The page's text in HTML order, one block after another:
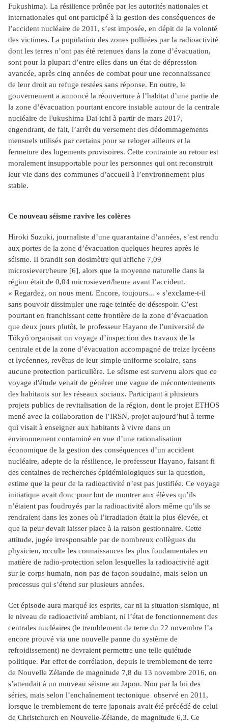
Fukushima). La résilience prônée par les autorités nationales et
internationales qui ont participé à la gestion des conséquences de
l’accident nucléaire de 2011, s’est imposée, en dépit de la volonté
des victimes. La population des zones polluées par la radioactivité
dont les terres n’ont pas été retenues dans la zone d’évacuation,
sont pour la plupart d’entre elles dans un état de dépression
avancée, après cinq années de combat pour une reconnaissance
de leur droit au refuge restées sans réponse. En outre, le
gouvernement a annoncé la réouverture à l’habitat d’une partie de
la zone d’évacuation pourtant encore instable autour de la centrale
nucléaire de Fukushima Dai ichi à partir de mars 2017,
engendrant, de fait, l’arrêt du versement des dédommagements
mensuels utilisés par certains pour se reloger ailleurs et la
fermeture des logements provisoires. Cette contrainte au retour est
moralement insupportable pour les personnes qui ont reconstruit
leur vie dans des communes d’accueil à l’environnement plus
stable.
Ce nouveau séisme ravive les colères
Hiroki Suzuki, journaliste d’une quarantaine d’années, s’est rendu
aux portes de la zone d’évacuation quelques heures après le
séisme. Il brandit son dosimètre qui affiche 7,09
microsievert/heure [6], alors que la moyenne naturelle dans la
région était de 0,04 microsievert/heure avant l’accident.
« Regardez, on nous ment. Encore, toujours... » s’exclame-t-il
sans pouvoir dissimuler une rage teintée de désespoir. C’est
pourtant en franchissant cette frontière de la zone d’évacuation
que deux jours plutôt, le professeur Hayano de l’université de
Tôkyô organisait un voyage d’inspection des travaux de la
centrale et de la zone d’évacuation accompagné de treize lycéens
et lycéennes, revêtus de leur simple uniforme scolaire, sans
aucune protection particulière. Le séisme est survenu alors que ce
voyage d'étude venait de générer une vague de mécontentements
des habitants sur les réseaux sociaux. Participant à plusieurs
projets publics de revitalisation de la région, dont le projet ETHOS
mené avec la collaboration de l’IRSN, projet aujourd’hui à terme
qui visait à enseigner aux habitants à vivre dans un
environnement contaminé en vue d’une rationalisation
économique de la gestion des conséquences d’un accident
nucléaire, adepte de la résilience, le professeur Hayano, faisant fi
des centaines de recherches épidémiologiques sur la question,
estime que la peur de la radioactivité n’est pas justifiée. Ce voyage
initiatique avait donc pour but de montrer aux élèves qu’ils
n’étaient pas foudroyés par la radioactivité alors même qu’ils se
rendraient dans les zones où l’irradiation était la plus élevée, et
que la peur devait laisser place à la raison gestionnaire. Cette
attitude, jugée irresponsable par de nombreux collègues du
physicien, occulte les connaissances les plus fondamentales en
matière de radio-protection selon lesquelles la radioactivité agit
sur le corps humain, non pas de façon soudaine, mais selon un
processus qui s’étend sur plusieurs années.
Cet épisode aura marqué les esprits, car ni la situation sismique, ni
le niveau de radioactivité ambiant, ni l’état de fonctionnement des
centrales nucléaires (le tremblement de terre du 22 novembre l’a
encore prouvé via une nouvelle panne du système de
refroidissement) ne devraient permettre une telle quiétude
politique. Par effet de corrélation, depuis le tremblement de terre
de Nouvelle Zélande de magnitude 7,8 du 13 novembre 2016, on
s’attendait à un nouveau séisme au Japon. Non par la loi des
séries, mais selon l’enchaînement tectonique observé en 2011,
lorsque le tremblement de terre japonais avait été précédé de celui
de Christchurch en Nouvelle-Zélande, de magnitude 6,3. Ce